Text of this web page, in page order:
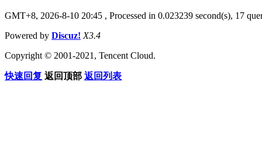
GMT+8, 2026-8-10 20:45 , Processed in 0.023239 second(s), 17
Powered by Discuz! X3.4
Copyright © 2001-2021, Tencent Cloud.
快速回复 返回顶部 返回列表